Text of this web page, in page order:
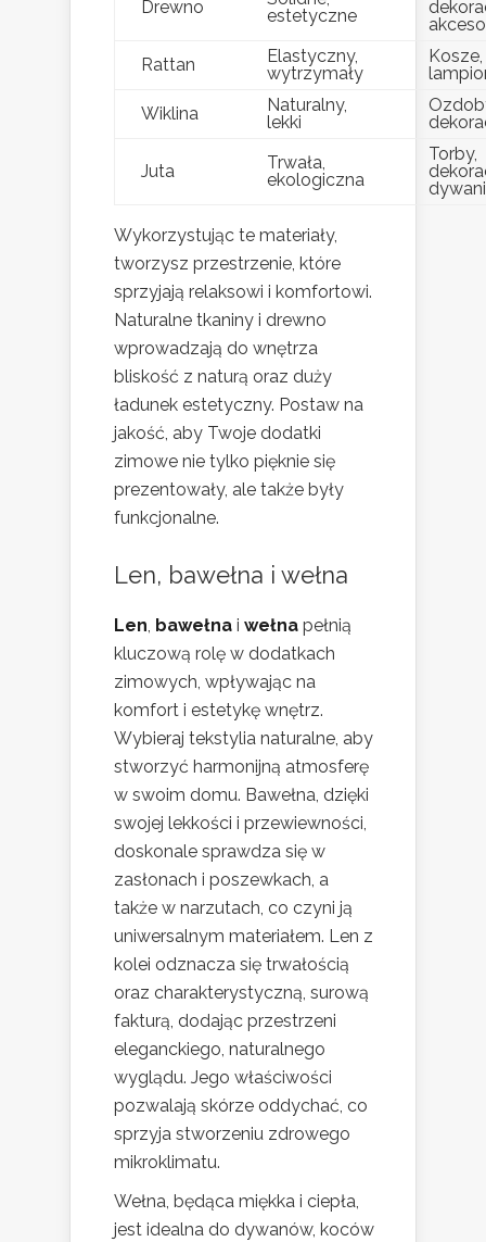
Drewno
estetyczne
Rattan
Elastyczny,
wytrzymały
Wiklina
Naturalny,
lekki
Juta
Trwała,
ekologiczna
Torby,
Wykorzystując te materiały,
tworzysz przestrzenie, które
sprzyjają relaksowi i komfortowi.
Naturalne tkaniny i drewno
wprowadzają do wnętrza
bliskość z naturą oraz duży
ładunek estetyczny. Postaw na
jakość, aby Twoje dodatki
zimowe nie tylko pięknie się
prezentowały, ale także były
funkcjonalne.
Len, bawełna i wełna
Len, bawełna i wełna pełnią
kluczową rolę w dodatkach
zimowych, wpływając na
komfort i estetykę wnętrz.
Wybieraj tekstylia naturalne, aby
stworzyć harmonijną atmosferę
w swoim domu. Bawełna, dzięki
swojej lekkości i przewiewności,
doskonale sprawdza się w
zasłonach i poszewkach, a
także w narzutach, co czyni ją
uniwersalnym materiałem. Len z
kolei odznacza się trwałością
oraz charakterystyczną, surową
fakturą, dodając przestrzeni
eleganckiego, naturalnego
wyglądu. Jego właściwości
pozwalają skórze oddychać, co
sprzyja stworzeniu zdrowego
mikroklimatu.
Wełna, będąca miękka i ciepła,
jest idealna do dywanów, koców